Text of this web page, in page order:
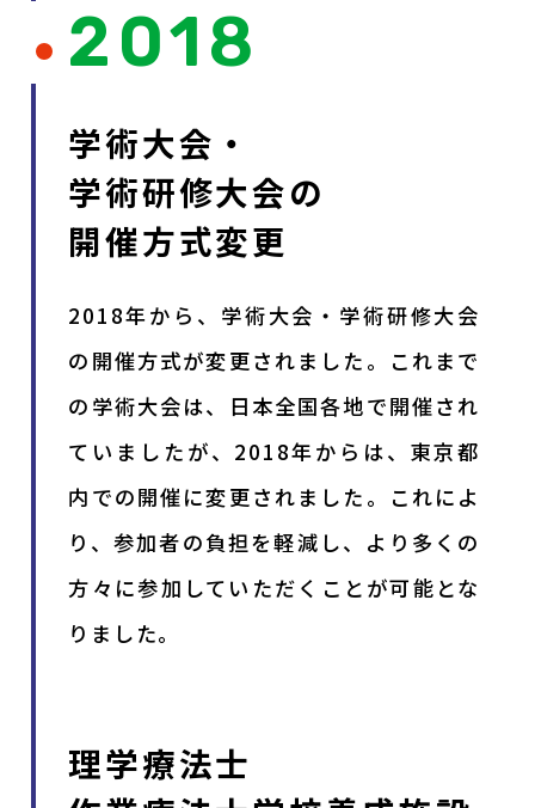
2018
学術大会・
学術研修大会の
開催方式変更
2018年から、学術大会・学術研修大会
の開催方式が変更されました。これまで
の学術大会は、日本全国各地で開催され
ていましたが、2018年からは、東京都
内での開催に変更されました。これによ
り、参加者の負担を軽減し、より多くの
方々に参加していただくことが可能とな
りました。
理学療法士